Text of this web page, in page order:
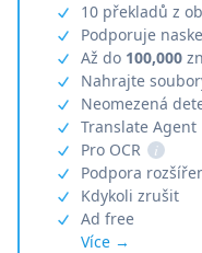
10 překladů z
Podporuje
Až do 100,000
Nahrajte
Neomezená
Translate Agent
Pro OCR
i
Podpora
Kdykoli zrušit
Ad free
Více →